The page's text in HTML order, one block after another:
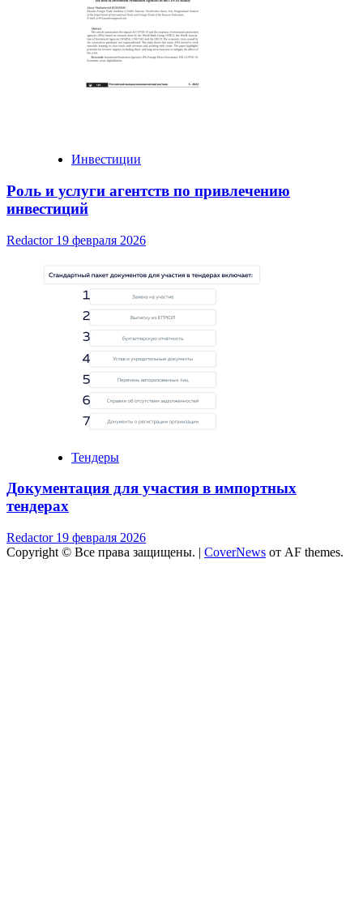
Инвестиции
Роль и услуги агентств по привлечению
инвестиций
Redactor 19 февраля 2026
Тендеры
Документация для участия в импортных
тендерах
Redactor 19 февраля 2026
Copyright © Все права защищены. | CoverNews от AF themes.